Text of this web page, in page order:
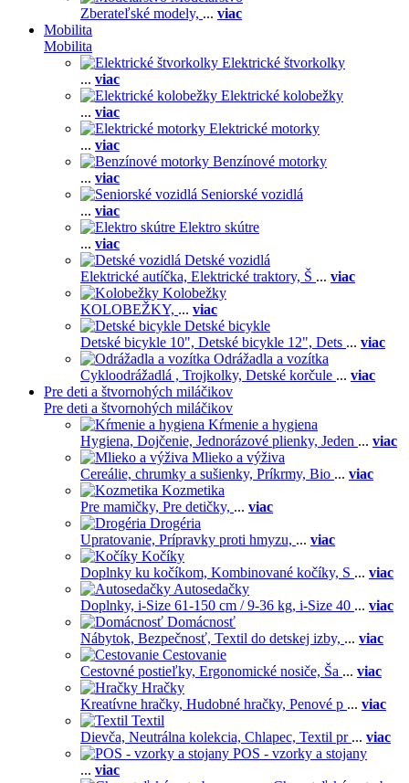
Zberateľské modely, ... viac
Mobilita
Mobilita
Elektrické štvorkolky
... viac
Elektrické kolobežky
... viac
Elektrické motorky
... viac
Benzínové motorky
... viac
Seniorské vozidlá
... viac
Elektro skútre
... viac
Detské vozidlá
Elektrické autíčka, Elektrické traktory, Š ... viac
Kolobežky
KOLOBEŽKY, ... viac
Detské bicykle
Detské bicykle 10", Detské bicykle 12", Dets ... viac
Odrážadla a vozítka
Cykloodrážadlá , Trojkolky, Detské korčule ... viac
Pre deti a štvornohých miláčikov
Pre deti a štvornohých miláčikov
Kŕmenie a hygiena
Hygiena, Dojčenie, Jednorázové plienky, Jeden ... viac
Mlieko a výživa
Cereálie, chrumky a sušienky, Príkrmy, Bio ... viac
Kozmetika
Pre mamičky, Pre detičky, ... viac
Drogéria
Upratovanie, Prípravky proti hmyzu, ... viac
Kočíky
Doplnky ku kočíkom, Kombinované kočíky, S ... viac
Autosedačky
Doplnky, i-Size 61-150 cm / 9-36 kg, i-Size 40 ... viac
Domácnosť
Nábytok, Bezpečnosť, Textil do detskej izby, ... viac
Cestovanie
Cestovné postieľky, Ergonomické nosiče, Ša ... viac
Hračky
Kreatívne hračky, Hudobné hračky, Penové p ... viac
Textil
Dievča, Neutrálna kolekcia, Chlapec, Textil pr ... viac
POS - vzorky a stojany
... viac